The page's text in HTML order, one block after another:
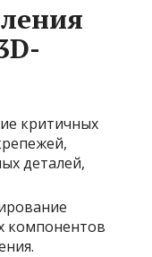
критичных
деталей,
компонентов